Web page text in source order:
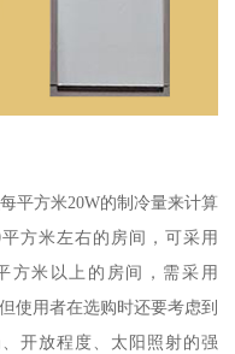
平方米20W的制冷量来计算
方米左右的房间，可采用
方米以上的房间，需采用
使用者在选购时还要考虑到
开放程度、太阳照射的强